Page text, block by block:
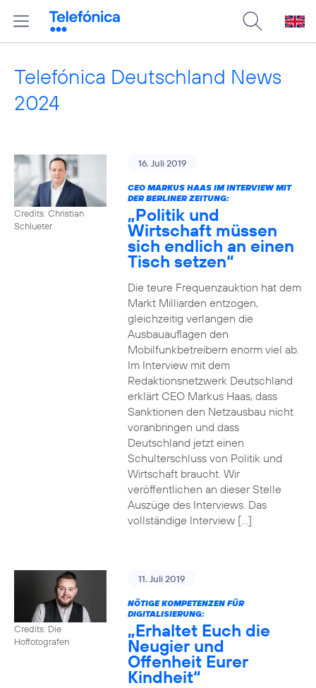
Telefónica Deutschland News
2024
Credits: Christian
Schlueter
16. Juli 2019
CEO MARKUS HAAS IM INTERVIEW MIT
DER BERLINER ZEITUNG:
„Politik und
Wirtschaft müssen
sich endlich an einen
Tisch setzen“
Die teure Frequenzauktion hat dem
Markt Milliarden entzogen,
gleichzeitig verlangen die
Ausbauauflagen den
Mobilfunkbetreibern enorm viel ab.
Im Interview mit dem
Redaktionsnetzwerk Deutschland
erklärt CEO Markus Haas, dass
Sanktionen den Netzausbau nicht
voranbringen und dass
Deutschland jetzt einen
Schulterschluss von Politik und
Wirtschaft braucht. Wir
veröffentlichen an dieser Stelle
Auszüge des Interviews. Das
vollständige Interview […]
Credits: Die
Hoffotografen
11. Juli 2019
NÖTIGE KOMPETENZEN FÜR
DIGITALISIERUNG:
„Erhaltet Euch die
Neugier und
Offenheit Eurer
Kindheit“